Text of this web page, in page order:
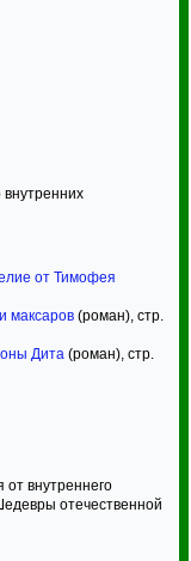
внутренних
от Тимофея
максаров (роман), стр.
Дита (роман), стр.
внутреннего
отечественной